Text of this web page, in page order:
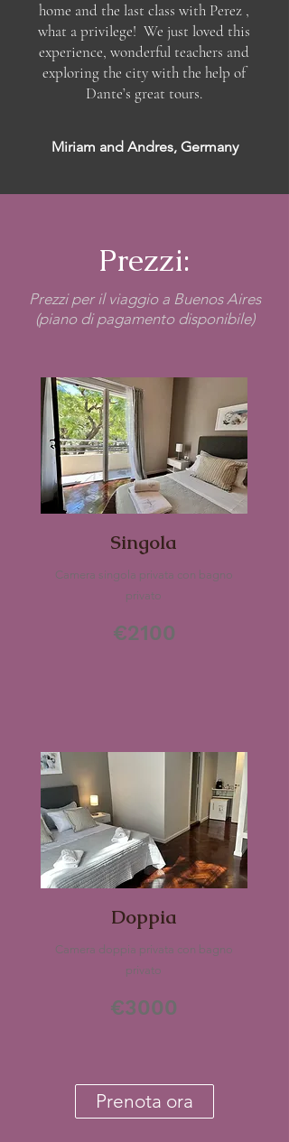
home and the last class with Perez ,
what a privilege! We just loved this
experience, wonderful teachers and
exploring the city with the help of
Dante’s great tours.
Miriam and Andres, Germany
Prezzi:
Prezzi per il viaggio a Buenos Aires
(piano di pagamento disponibile)
Singola
Camera singola privata con bagno
privato
€2100
Doppia
Camera doppia privata con bagno
privato
€3000
Prenota ora